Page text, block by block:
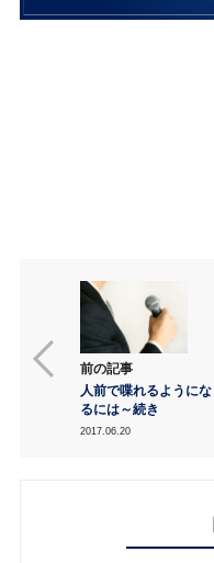
前の記事
人前で喋れるようにな
るには～続き
2017.06.20